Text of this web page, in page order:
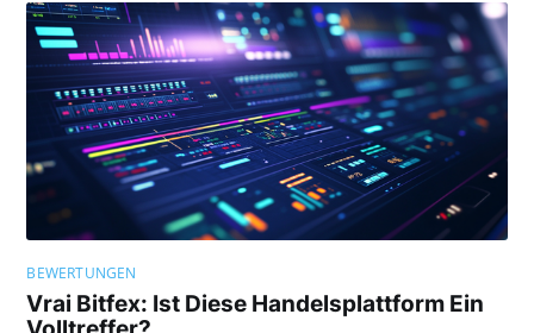
BEWERTUNGEN
Vrai Bitfex: Ist Diese Handelsplattform Ein